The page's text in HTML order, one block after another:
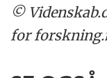
©
for